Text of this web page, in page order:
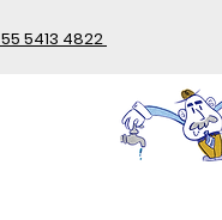
55 5413 4822